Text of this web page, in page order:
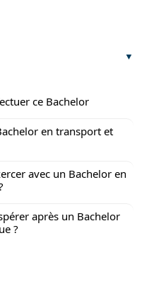
ce Bachelor
en transport et
avec un Bachelor en
après un Bachelor
?